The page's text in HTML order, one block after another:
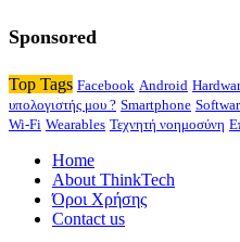
Sponsored
Top Tags Facebook Android
υπολογιστής μου ? Smartphone
Wi-Fi Wearables Τεχνητή νοημοσύνη
Home
About ThinkTech
Όροι Χρήσης
Contact us